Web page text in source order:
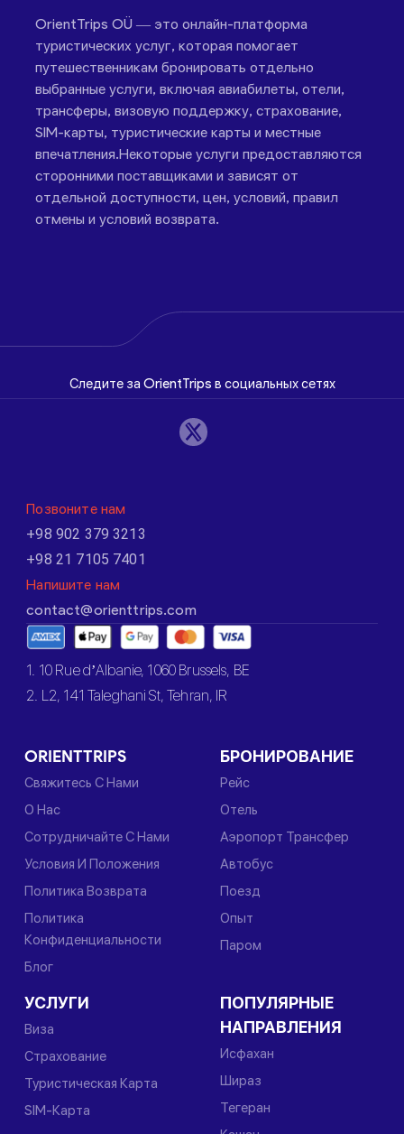
OrientTrips OÜ — это онлайн-платформа
туристических услуг, которая помогает
путешественникам бронировать отдельно
выбранные услуги, включая авиабилеты, отели,
трансферы, визовую поддержку, страхование,
SIM-карты, туристические карты и местные
впечатления.Некоторые услуги предоставляются
сторонними поставщиками и зависят от
отдельной доступности, цен, условий, правил
отмены и условий возврата.
Следите за OrientTrips в социальных сетях
Позвоните нам
+98 902 379 3213
+98 21 7105 7401
Напишите нам
contact@orienttrips.com
1. 10 Rue d’Albanie, 1060 Brussels, BE
2. L2, 141 Taleghani St, Tehran, IR
ORIENTTRIPS
Свяжитесь С Нами
О Нас
Сотрудничайте С Нами
Условия И Положения
Политика Возврата
Политика
Конфиденциальности
Блог
БРОНИРОВАНИЕ
Рейс
Отель
Аэропорт Трансфер
Автобус
Поезд
Опыт
Паром
УСЛУГИ
Виза
Страхование
Туристическая Карта
SIM-Карта
ПОПУЛЯРНЫЕ
НАПРАВЛЕНИЯ
Исфахан
Шираз
Тегеран